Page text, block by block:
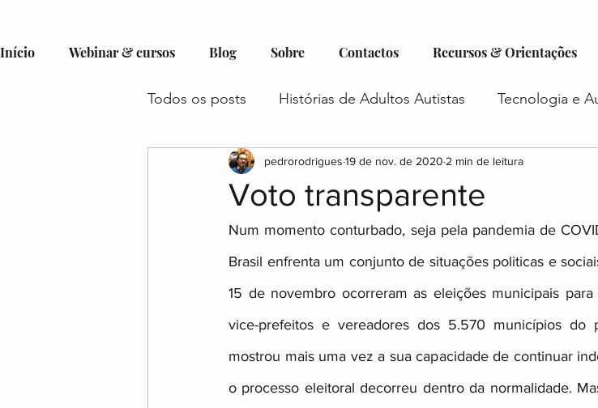
Início Webinar & cursos Blog Sobre Contactos Recursos & Orientações
Todos os posts Histórias de Adultos Autistas Tecnologia e
Hobbies e Interesses no Autismo Criatividade e Autismo
Recursos e Suporte para Autistas Futuro do Autismo
Autismo e Condições Associadas Autismo e
Gestão do Tempo e Autismo Planejamento Financeiro e
Voto transparente
pedrorodrigues 19 de nov. de 2020 2 min de leitura
Num momento conturbado, seja pela pandemia de
Brasil enfrenta um conjunto de situações politicas e
15 de novembro ocorreram as eleições municipais
vice-prefeitos e vereadores dos 5.570 municípios
mostrou mais uma vez a sua capacidade de continuar
o processo eleitoral decorreu dentro da normalidade.